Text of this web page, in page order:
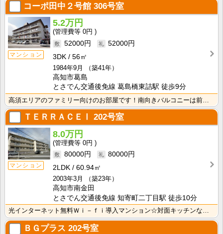
コーポ田中２号館 306号室
マンション
5.2万円
0円
52000円
52000円
3DK
56㎡
1984年9月
（築41年）
高知市葛島
とさでん交通後免線 葛島橋東詰駅 徒歩9分
ＴＥＲＲＡＣＥⅠ 202号室
マンション
8.0万円
0円
80000円
80000円
2LDK
60.94㎡
2003年3月
（築23年）
高知市南金田
とさでん交通後免線 知寄町二丁目駅 徒歩10分
光インターネット無料Ｗｉ－ｆｉ導入マンション☆対面キッチンなので、お料理中の視野も開放的ですね！浴室･･･
ＢＧプラス 202号室